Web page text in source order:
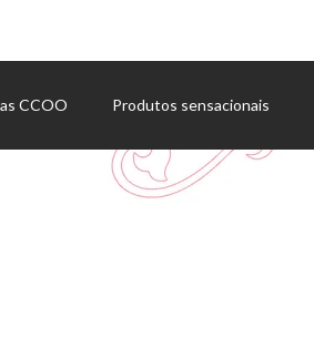
CCOO Produtos sensacionais